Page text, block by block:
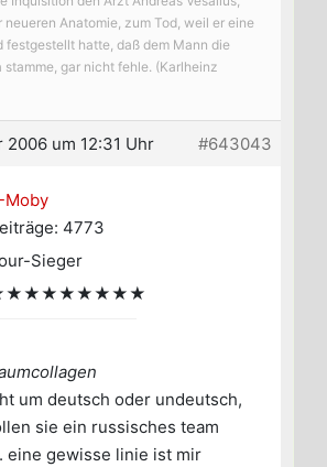
neueren Anatomie, zum Tod, weil er eine
festgestellt hatte, daß dem Mann die
stamme, gar nicht fehle. (Karlheinz
2006 um 12:31 Uhr #643043
Moby
4773
Sieger
um deutsch oder undeutsch,
sie ein russisches team
eine gewisse linie ist mir